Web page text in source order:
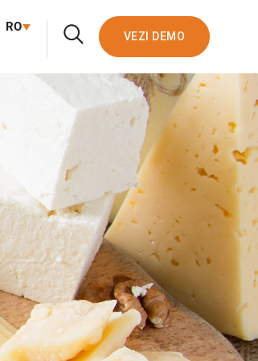
RO
VEZI DEMO